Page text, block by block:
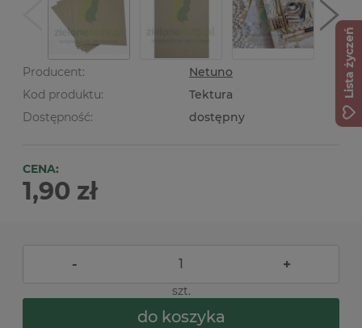
Producent:
Netuno
Kod produktu:
Tektura
Dostępność:
dostępny
CENA:
1,90 zł
- +
szt.
do koszyka
Lista życzeń